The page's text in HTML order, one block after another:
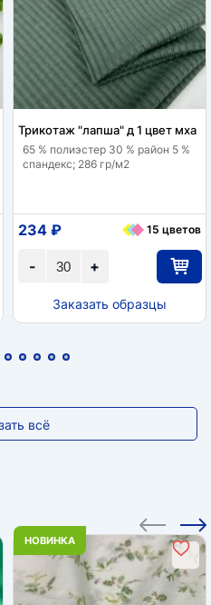
Трикотаж "лапша" д 1 цвет мха
65 % полиэстер 30 % район 5 %
спандекс; 286 гр/м2
+
-
234 ₽ 15 цветов
Заказать образцы
всё
НОВИНКА